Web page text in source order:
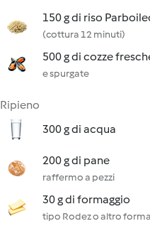
150 g di riso
(cottura 12 minuti)
500 g di cozze
e spurgate
Ripieno
300 g di acqua
200 g di pane
raffermo a pezzi
30 g di formaggio
tipo Rodez o altro